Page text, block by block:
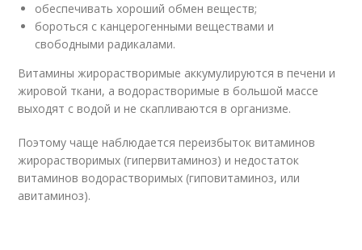
обеспечивать хороший обмен веществ;
бороться с канцерогенными веществами и
свободными радикалами.
Витамины жирорастворимые аккумулируются в печени и
жировой ткани, а водорастворимые в большой массе
выходят с водой и не скапливаются в организме.
Поэтому чаще наблюдается переизбыток витаминов
жирорастворимых (гипервитаминоз) и недостаток
витаминов водорастворимых (гиповитаминоз, или
авитаминоз).